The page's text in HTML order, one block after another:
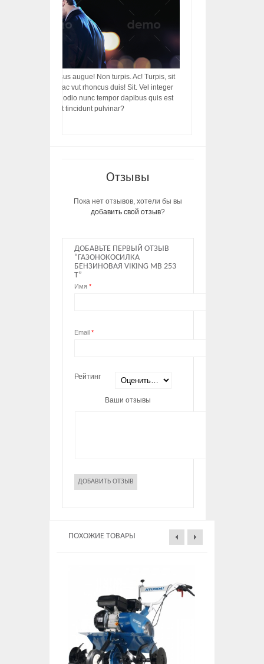
integer! Risus augue! Non turpis. Ac! Turpis, sit
rhoncus porttitor ac vut rhoncus duis! Sit. Vel integer
ut diam porttitor odio nunc tempor dapibus quis est
dictumst, vel amet tincidunt pulvinar?
Отзывы
Пока нет отзывов, хотели бы вы
добавить свой отзыв?
ДОБАВЬТЕ ПЕРВЫЙ ОТЗЫВ
“ГАЗОНОКОСИЛКА
БЕНЗИНОВАЯ VIKING MB 253
T”
Имя *
Email *
Рейтинг
Ваши отзывы
ПОХОЖИЕ ТОВАРЫ